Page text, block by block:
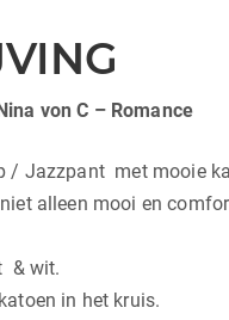
von C – Romance
/ Jazzpant met mooie
niet alleen mooi en
& wit.
in het kruis.